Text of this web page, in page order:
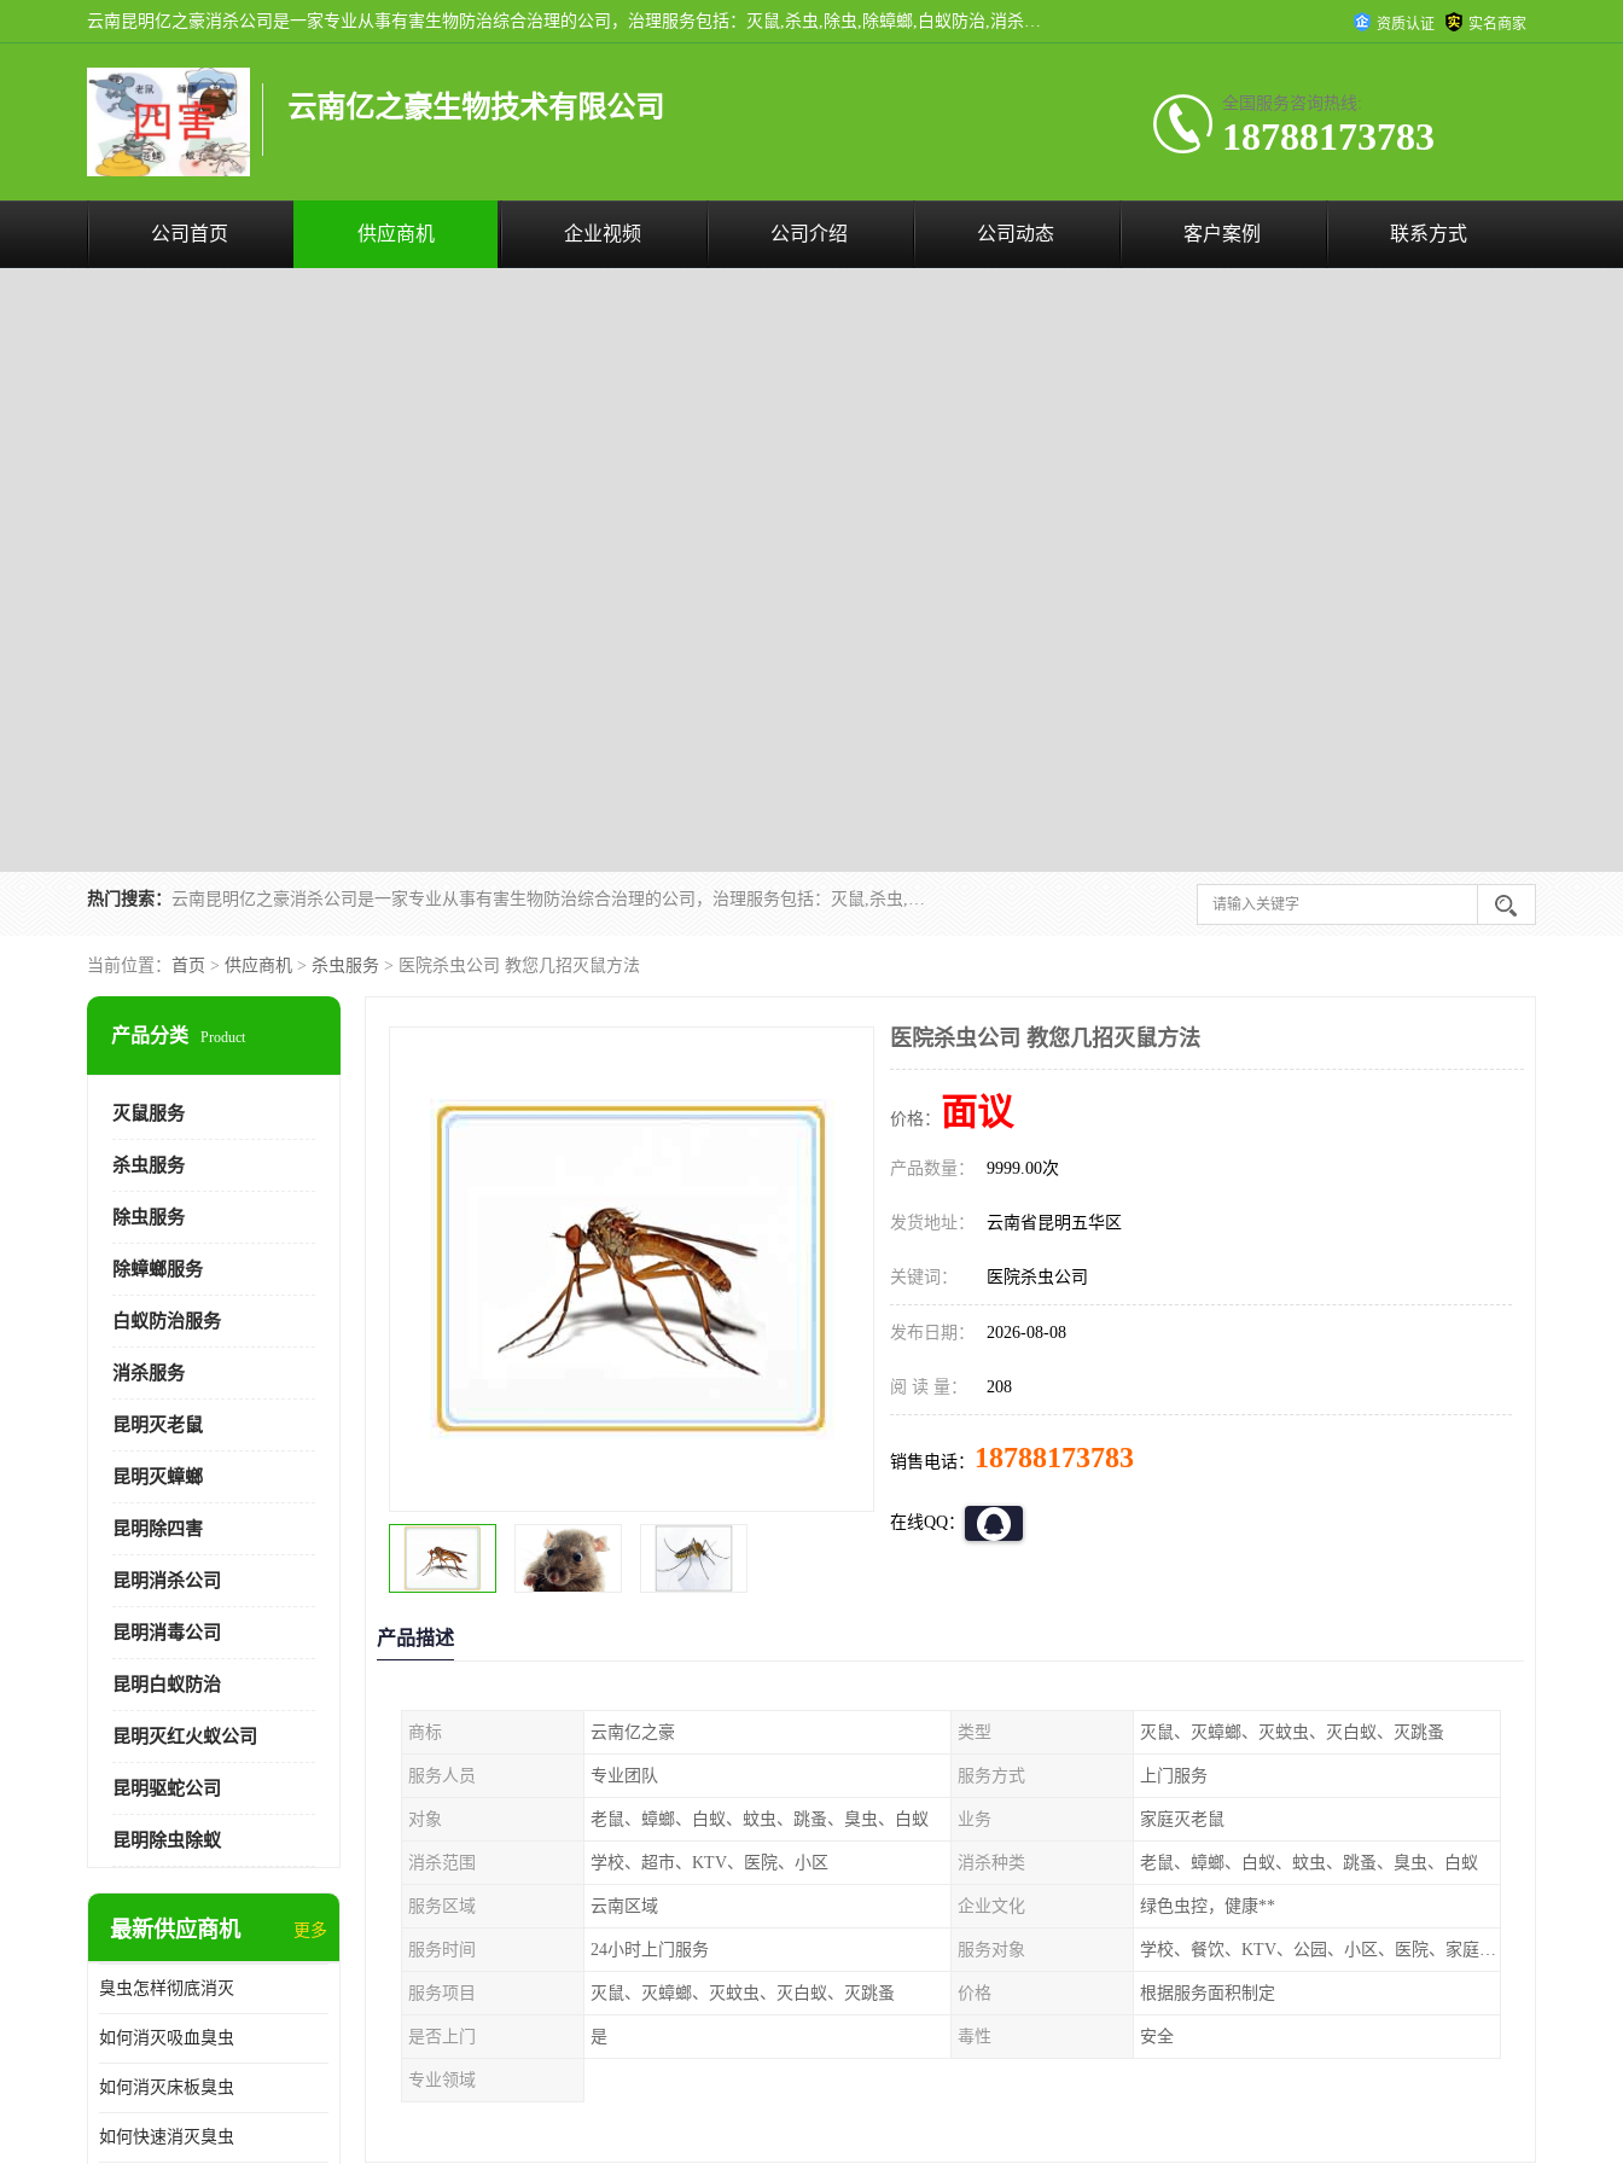
云南昆明亿之豪消杀公司是一家专业从事有害生物防治综合治理的公司，治理服务包括：灭鼠,杀虫,除虫,除蟑螂,白蚁防治,消杀等；安全环保,快速上门,价格透明,完善的售后服务,不影响您的生活工作。 资质认证 实名商家
云南亿之豪生物技术有限公司 全国服务咨询热线:
18788173783
公司首页 供应商机 企业视频 公司介绍 公司动态 客户案例 联系方式
热门搜索： 云南昆明亿之豪消杀公司是一家专业从事有害生物防治综合治理的公司，治理服务包括：灭鼠,杀虫,除虫,除蟑螂,白蚁防治,消杀等；安全环保,快速上门,价格透明,完善的售后服务,不影响您的生活工作。
当前位置： 首页 > 供应商机 > 杀虫服务 > 医院杀虫公司 教您几招灭鼠方法
产品分类 Product
灭鼠服务
杀虫服务
除虫服务
除蟑螂服务
白蚁防治服务
消杀服务
昆明灭老鼠
昆明灭蟑螂
昆明除四害
昆明消杀公司
昆明消毒公司
昆明白蚁防治
昆明灭红火蚁公司
昆明驱蛇公司
昆明除虫除蚁
最新供应商机 更多
臭虫怎样彻底消灭
如何消灭吸血臭虫
如何消灭床板臭虫
如何快速消灭臭虫
医院杀虫公司 教您几招灭鼠方法
价格： 面议
产品数量： 9999.00次
发货地址： 云南省昆明五华区
关键词： 医院杀虫公司
发布日期： 2026-08-08
阅 读 量： 208
销售电话： 18788173783
在线QQ：
产品描述
商标 云南亿之豪 类型 灭鼠、灭蟑螂、灭蚊虫、灭白蚁、灭跳蚤
服务人员 专业团队 服务方式 上门服务
对象 老鼠、蟑螂、白蚁、蚊虫、跳蚤、臭虫、白蚁 业务 家庭灭老鼠
消杀范围 学校、超市、KTV、医院、小区 消杀种类 老鼠、蟑螂、白蚁、蚊虫、跳蚤、臭虫、白蚁
服务区域 云南区域 企业文化 绿色虫控，健康**
服务时间 24小时上门服务 服务对象 学校、餐饮、KTV、公园、小区、医院、家庭、超市
服务项目 灭鼠、灭蟑螂、灭蚊虫、灭白蚁、灭跳蚤 价格 根据服务面积制定
是否上门 是 毒性 安全
专业领域